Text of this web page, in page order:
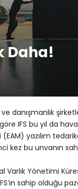
Daha!
danışmanlık
IFS bu yıl da
yazılım
kez bu unvanın
Varlık Yönetimi
sahip olduğu